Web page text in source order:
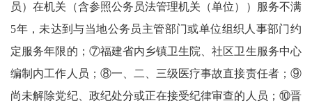
员）在机关（含参照公务员法管理机关（单位））服务不满
5年，未达到与当地公务员主管部门或单位组织人事部门约
定服务年限的；⑦福建省内乡镇卫生院、社区卫生服务中心
编制内工作人员；⑧一、二、三级医疗事故直接责任者；⑨
尚未解除党纪、政纪处分或正在接受纪律审查的人员；⑩晋